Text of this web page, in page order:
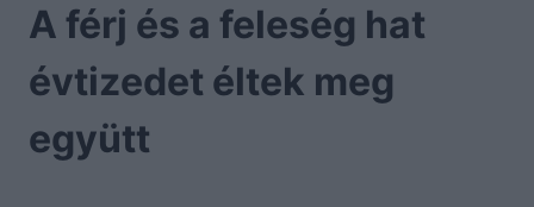
A férj és a feleség hat
évtizedet éltek meg
együtt